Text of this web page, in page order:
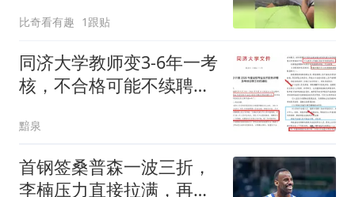
比奇看有趣 1跟贴
同济大学教师变3-6年一考
核，不合格可能不续聘，
员也考核非升即走吗？
黯泉
首钢签桑普森一波三折，
李楠压力直接拉满，再不